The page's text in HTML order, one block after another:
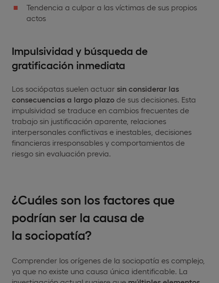
Tendencia a culpar a las víctimas de sus propios
actos
Impulsividad y búsqueda de
gratificación inmediata
Los sociópatas suelen actuar sin considerar las
consecuencias a largo plazo de sus decisiones. Esta
impulsividad se traduce en cambios frecuentes de
trabajo sin justificación aparente, relaciones
interpersonales conflictivas e inestables, decisiones
financieras irresponsables y comportamientos de
riesgo sin evaluación previa.
¿Cuáles son los factores que
podrían ser la causa de
la sociopatía?
Comprender los orígenes de la sociopatía es complejo,
ya que no existe una causa única identificable. La